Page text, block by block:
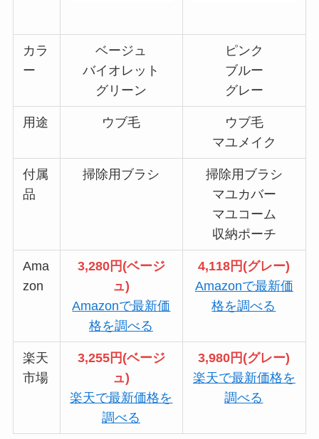
カラ
ー
ベージュ
バイオレット
グリーン
ピンク
ブルー
グレー
用途 ウブ毛
ウブ毛
マユメイク
付属
品
掃除用ブラシ
掃除用ブラシ
マユカバー
マユコーム
収納ポーチ
Ama
zon
3,280円(ベージ
ュ)
Amazonで最新価
格を調べる
4,118円(グレー)
Amazonで最新価
格を調べる
楽天
市場
3,255円(ベージ
ュ)
楽天で最新価格を
調べる
3,980円(グレー)
楽天で最新価格を
調べる